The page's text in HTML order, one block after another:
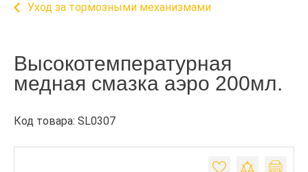
Уход за тормозными механизмами
Высокотемпературная
медная смазка аэро 200мл.
Код товара: SL0307